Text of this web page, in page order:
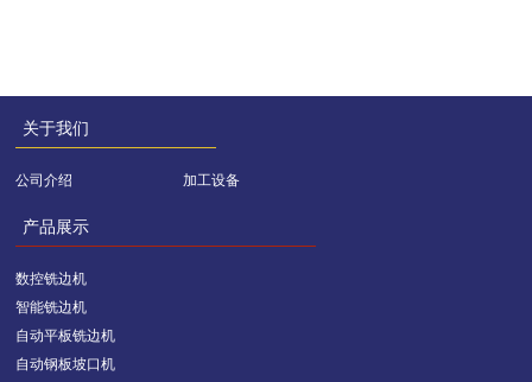
关于我们
公司介绍 加工设备
产品展示
数控铣边机
智能铣边机
自动平板铣边机
自动钢板坡口机